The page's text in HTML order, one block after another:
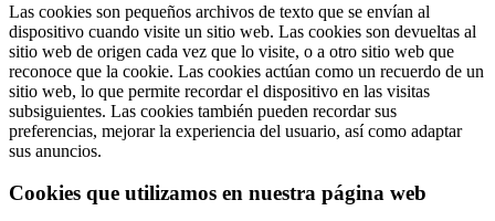
Las cookies son pequeños archivos de texto que se envían al
dispositivo cuando visite un sitio web. Las cookies son devueltas al
sitio web de origen cada vez que lo visite, o a otro sitio web que
reconoce que la cookie. Las cookies actúan como un recuerdo de un
sitio web, lo que permite recordar el dispositivo en las visitas
subsiguientes. Las cookies también pueden recordar sus
preferencias, mejorar la experiencia del usuario, así como adaptar
sus anuncios.
Cookies que utilizamos en nuestra página web